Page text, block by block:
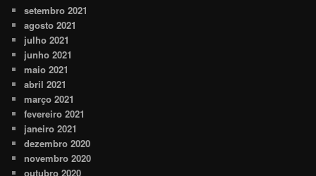
setembro 2021
agosto 2021
julho 2021
junho 2021
maio 2021
abril 2021
março 2021
fevereiro 2021
janeiro 2021
dezembro 2020
novembro 2020
outubro 2020